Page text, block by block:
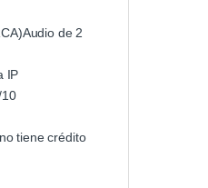
de 2
IP
10
tiene crédito